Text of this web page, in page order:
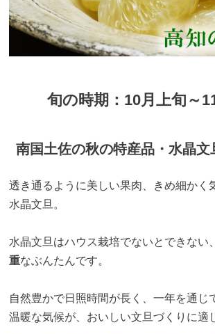
旬の時期：10月上旬～
南国土佐の秋の特産品・水晶文
透き通るように美しい果肉、きめ細かく
水晶文旦。
水晶文旦はハウス栽培でないとできない、
重なぶんたんです。
自然豊かで日照時間が長く、一年を通じ
温暖な気候が、おいしい文旦づくりに適